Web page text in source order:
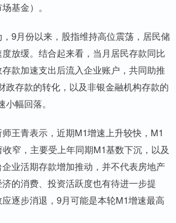
基金）。
9月份以来，股指维持高位震荡，居民储
放缓。结合起来看，当月居民存款同比
款加速支出后流入企业账户，共同助推
政存款的转化，以及非银金融机构存款的
幅回落。
王青表示，近期M1增速上升较快，M1
收窄，主要受上年同期M1基数下沉，以及
业活期存款增加推动，并不代表房地产
的消费、投资活跃度也有待进一步提
逐步消退，9月可能是本轮M1增速最高